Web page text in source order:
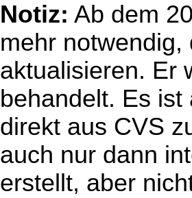
Notiz: Ab dem
mehr
aktualisieren. Er
behandelt. Es
direkt aus CVS
auch nur dann
erstellt, aber